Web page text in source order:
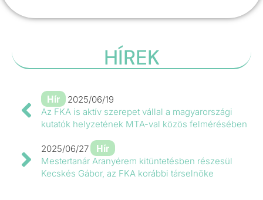
HÍREK
Hír
2025/06/19
Az FKA is aktív szerepet vállal a magyarországi
kutatók helyzetének MTA-val közös felmérésében
2025/06/27 Hír
Mestertanár Aranyérem kitüntetésben részesül
Kecskés Gábor, az FKA korábbi társelnöke